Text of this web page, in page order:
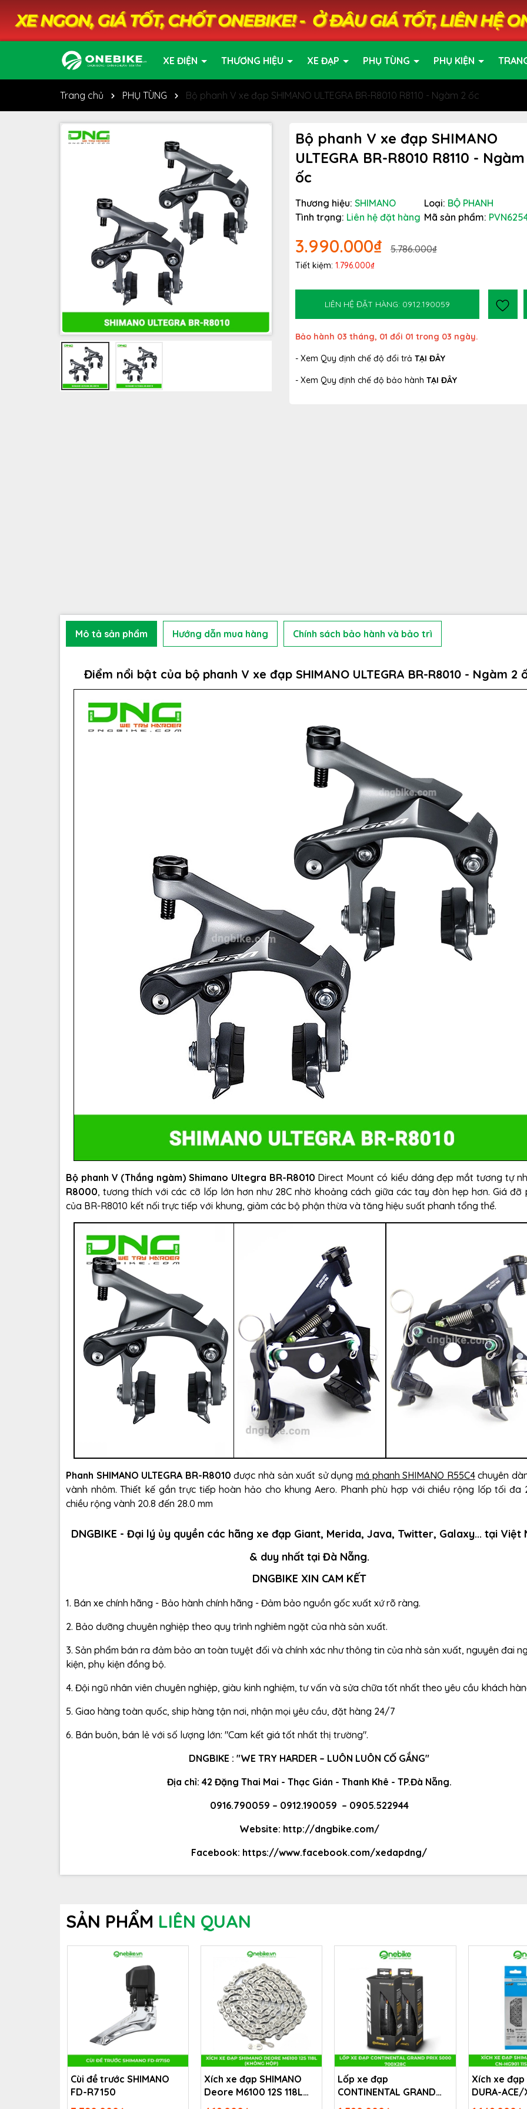
XE ĐIỆN THƯƠNG HIỆU XE ĐẠP PHỤ TÙNG PHỤ KIỆN
Trang chủ PHỤ TÙNG Bộ phanh V xe đạp SHIMANO ULTEGRA BR-R8010 R8110 - Ngàm 2 ốc
Bộ phanh V xe đạp SHIMANO
ULTEGRA BR-R8010 R8110 -
ốc
Thương hiệu: SHIMANO Loại: BỘ PHANH
Tình trạng: Liên hệ đặt hàng Mã sản phẩm:
3.990.000₫ 5.786.000₫
Tiết kiệm: 1.796.000₫
LIÊN HỆ ĐẶT HÀNG: 0912.190059
Bảo hành 03 tháng, 01 đổi 01 trong 03 ngày.
- Xem Quy định chế độ đổi trả TẠI ĐÂY
- Xem Quy định chế độ bảo hành TẠI ĐÂY
Mô tả sản phẩm Hướng dẫn mua hàng Chính sách bảo hành và bảo trì
Điểm nổi bật của bộ phanh V xe đạp SHIMANO ULTEGRA BR-R8010 - Ngàm 2
Bộ phanh V (Thắng ngàm) Shimano Ultegra BR-R8010 Direct Mount có kiểu dáng đẹp mắt tương tự
R8000, tương thích với các cỡ lốp lớn hơn như 28C nhờ khoảng cách giữa các tay đòn hẹp hơn. Giá đỡ
của BR-R8010 kết nối trực tiếp với khung, giảm các bộ phận thừa và tăng hiệu suất phanh tổng thể.
Phanh SHIMANO ULTEGRA BR-R8010 được nhà sản xuất sử dụng má phanh SHIMANO R55C4chuyên
vành nhôm. Thiết kế gắn trực tiếp hoàn hảo cho khung Aero. Phanh phù hợp với chiều rộng lốp tối đa
chiều rộng vành 20.8 đến 28.0 mm
DNGBIKE - Đại lý ủy quyền các hãng xe đạp Giant, Merida, Java, Twitter, Galaxy... tại Việt
& duy nhất tại Đà Nẵng.
DNGBIKE XIN CAM KẾT
1. Bán xe chính hãng - Bảo hành chính hãng - Đảm bảo nguồn gốc xuất xứ rõ ràng.
2. Bảo dưỡng chuyên nghiệp theo quy trình nghiêm ngặt của nhà sản xuất.
3. Sản phẩm bán ra đảm bảo an toàn tuyệt đối và chính xác như thông tin của nhà sản xuất, nguyên đai
kiện, phụ kiện đồng bộ.
4. Đội ngũ nhân viên chuyên nghiệp, giàu kinh nghiệm, tư vấn và sửa chữa tốt nhất theo yêu cầu khách
5. Giao hàng toàn quốc, ship hàng tận nơi, nhận mọi yêu cầu, đặt hàng 24/7
6. Bán buôn, bán lẻ với số lượng lớn: "Cam kết giá tốt nhất thị trường".
DNGBIKE : "WE TRY HARDER – LUÔN LUÔN CỐ GẮNG"
Địa chỉ: 42 Đặng Thai Mai - Thạc Gián - Thanh Khê - TP.Đà Nẵng.
0916.790059 – 0912.190059 – 0905.522944
Website: http://dngbike.com/
Facebook: https://www.facebook.com/xedapdng/
SẢN PHẨM LIÊN QUAN
Cùi đề trước SHIMANO
FD-R7150
Xích xe đạp SHIMANO
Deore M6100 12S 118L
(không hộp)
Lốp xe đạp
CONTINENTAL GRAND
PRIX 5000 700x28c
Xích xe đạp
DURA-ACE/
HG901 11S